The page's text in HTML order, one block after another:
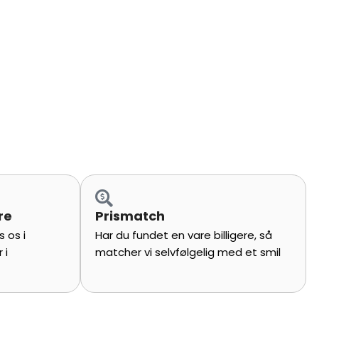
os i
i
Prismatch
Har du fundet en vare billigere, så
matcher vi selvfølgelig med et smil